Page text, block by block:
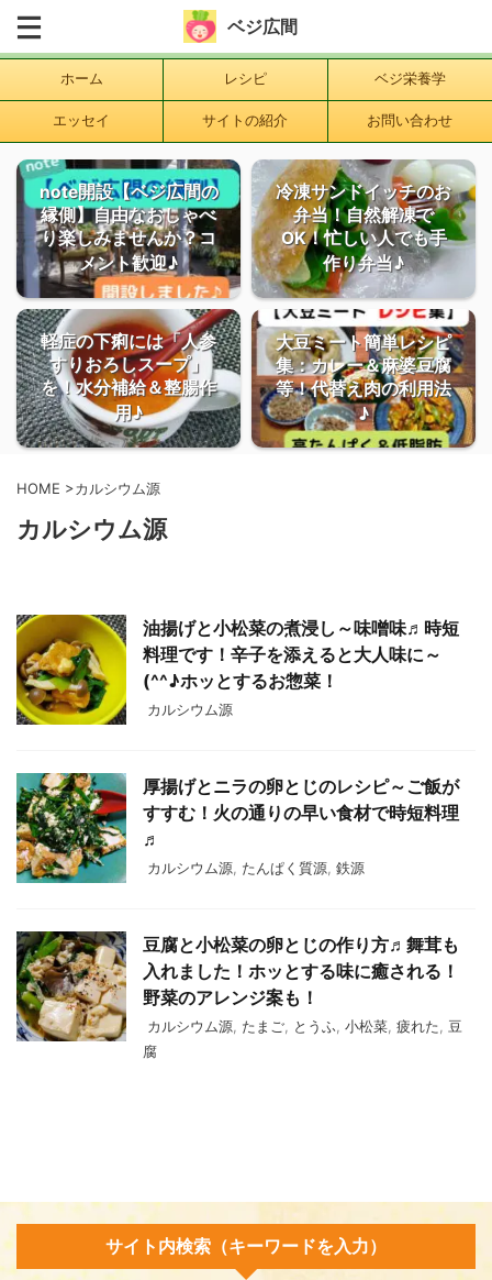
ベジ広間
ホーム レシピ ベジ栄養学
エッセイ サイトの紹介 お問い合わせ
note開設【ベジ広間の
縁側】自由なおしゃべ
り楽しみませんか？コ
メント歓迎♪
冷凍サンドイッチのお
弁当！自然解凍で
OK！忙しい人でも手
作り弁当♪
軽症の下痢には「人参
すりおろしスープ」
を！水分補給＆整腸作
用♪
大豆ミート簡単レシピ
集：カレー＆麻婆豆腐
等！代替え肉の利用法
♪
HOME >カルシウム源
カルシウム源
油揚げと小松菜の煮浸し～味噌味♬時短
料理です！辛子を添えると大人味に～
(^^♪ホッとするお惣菜！
カルシウム源
厚揚げとニラの卵とじのレシピ～ご飯が
すすむ！火の通りの早い食材で時短料理
♬
カルシウム源 たんぱく質源 鉄源
豆腐と小松菜の卵とじの作り方♬舞茸も
入れました！ホッとする味に癒される！
野菜のアレンジ案も！
カルシウム源 たまご とうふ 小松菜 疲れた
豆
腐
サイト内検索（キーワードを入力）